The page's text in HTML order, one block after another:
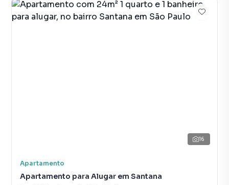
16
Apartamento
Apartamento para Alugar em Santana